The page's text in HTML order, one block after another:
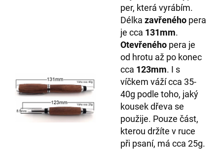
per, která vyrábím.
Délka zavřeného pera
je cca 131mm.
Otevřeného pera je
od hrotu až po konec
cca 123mm. I s
víčkem váží cca 35-
40g podle toho, jaký
kousek dřeva se
použije. Pouze část,
kterou držíte v ruce
při psaní, má cca 25g.